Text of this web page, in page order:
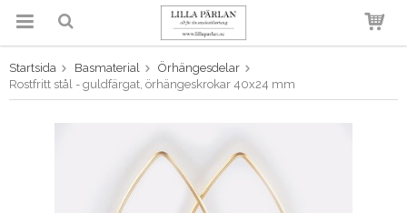
Produkten har blivit tillagd i
varukorgen
Startsida Basmaterial
Örhängesdelar
Rostfritt stål - guldfärgat, örhängeskrokar 40x24 mm